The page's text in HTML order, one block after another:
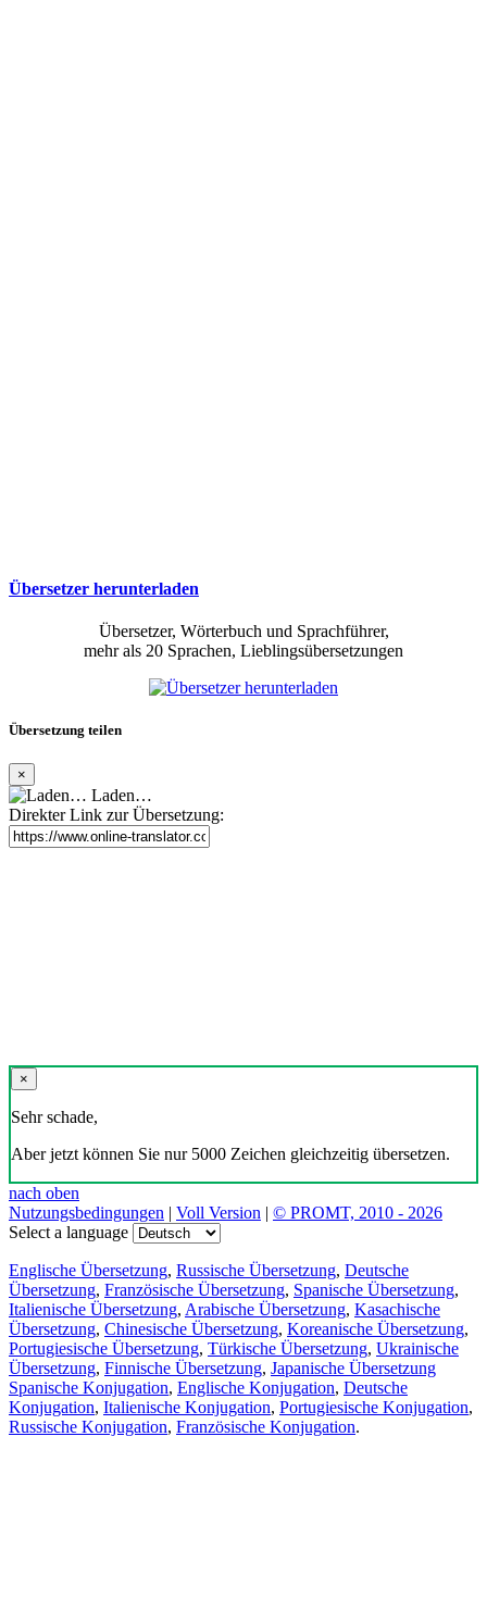
Übersetzer herunterladen
Übersetzer, Wörterbuch und Sprachführer,
mehr als 20 Sprachen, Lieblingsübersetzungen
Übersetzung teilen
×
Laden…
Direkter Link zur Übersetzung:
×
Sehr schade,
Aber jetzt können Sie nur 5000 Zeichen gleichzeitig übersetzen.
nach oben
Nutzungsbedingungen | Voll Version | © PROMT, 2010 - 2026
Select a language
Englische Übersetzung, Russische Übersetzung, Deutsche
Übersetzung, Französische Übersetzung, Spanische Übersetzung,
Italienische Übersetzung, Arabische Übersetzung, Kasachische
Übersetzung, Chinesische Übersetzung, Koreanische Übersetzung,
Portugiesische Übersetzung, Türkische Übersetzung, Ukrainische
Übersetzung, Finnische Übersetzung, Japanische Übersetzung
Spanische Konjugation, Englische Konjugation, Deutsche
Konjugation, Italienische Konjugation, Portugiesische Konjugation,
Russische Konjugation, Französische Konjugation.